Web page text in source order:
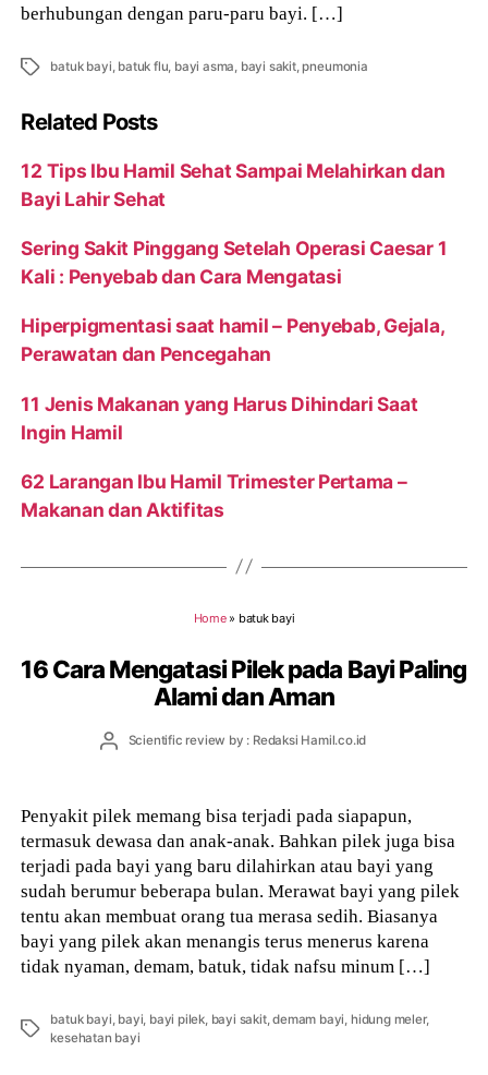
berhubungan dengan paru-paru bayi. […]
Tags batuk bayi, batuk flu, bayi asma, bayi sakit,pneumonia
Related Posts
12 Tips Ibu Hamil Sehat Sampai Melahirkan dan
Bayi Lahir Sehat
Sering Sakit Pinggang Setelah Operasi Caesar 1
Kali : Penyebab dan Cara Mengatasi
Hiperpigmentasi saat hamil – Penyebab, Gejala,
Perawatan dan Pencegahan
11 Jenis Makanan yang Harus Dihindari Saat
Ingin Hamil
62 Larangan Ibu Hamil Trimester Pertama –
Makanan dan Aktifitas
Home» batuk bayi
16 Cara Mengatasi Pilek pada Bayi Paling
Alami dan Aman
PostScientific review by : Redaksi Hamil.co.id
Penyakit pilek memang bisa terjadi pada siapapun,
termasuk dewasa dan anak-anak. Bahkan pilek juga bisa
terjadi pada bayi yang baru dilahirkan atau bayi yang
sudah berumur beberapa bulan. Merawat bayi yang pilek
tentu akan membuat orang tua merasa sedih. Biasanya
bayi yang pilek akan menangis terus menerus karena
tidak nyaman, demam, batuk, tidak nafsu minum […]
Tags
batuk bayi bayi bayi pilek, bayi sakit,demam bayi hidung meler,
kesehatan bayi